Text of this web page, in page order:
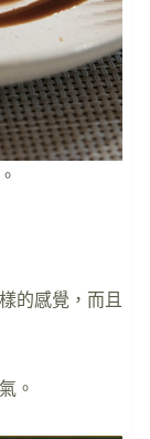
的感覺，而且
。